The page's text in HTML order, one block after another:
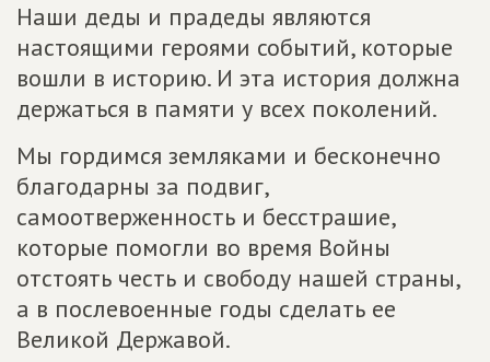
Наши деды и прадеды являются
настоящими героями событий, которые
вошли в историю. И эта история должна
держаться в памяти у всех поколений.
Мы гордимся земляками и бесконечно
благодарны за подвиг,
самоотверженность и бесстрашие,
которые помогли во время Войны
отстоять честь и свободу нашей страны,
а в послевоенные годы сделать ее
Великой Державой.